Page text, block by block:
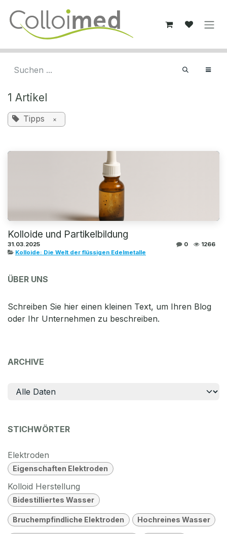
1 Artikel
Tipps ×
Kolloide und Partikelbildung
31.03.2025 0
1266
Kolloide: Die Welt der flüssigen Edelmetalle
ÜBER UNS
Schreiben Sie hier einen kleinen Text, um Ihren Blog
oder Ihr Unternehmen zu beschreiben.
ARCHIVE
STICHWÖRTER
Elektroden
Eigenschaften Elektroden
Kolloid Herstellung
Bidestilliertes Wasser
Bruchempfindliche Elektroden Hochreines Wasser